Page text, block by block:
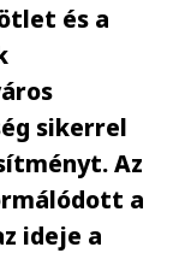
és a
sikerrel
Az
a
ideje a